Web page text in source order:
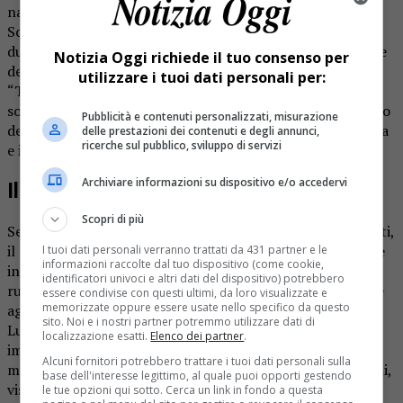
natura ed ecologia ha dedicato spazio al castello di
Sopramonte di Prato Sesia e villa Caccia di Romagnano. I
due siti sono descritti sul numero di novembre del mensile
del programma di successo di Canale 5. Nella sezione
“Territorio, Itinerari del gusto nei dintorni di Novara”, ci
sono gli indirizzi di riferimento per una visita nel territorio
del gorgonzola. Fra questi compaiono appunto villa Caccia
e il museo etnografico.
Il castello
Se villa Caccia è stato oggetto di restauri negli anni passati,
il castello, o quello che rimane, ha avuto prevalentemente
interventi conservativi. «La valorizzazione dell’area e dei
ruderi del castello di Sopramonte è un importante valore
aggiunto per il paese – afferma il sindaco di Prato Sesia,
Luca Manuelli -. Questo tuttavia comporta un importante
impegno finanziario per le opere di manutenzione delle
mura. Passaggi anche burocraticamente, tra l’altro difficili,
visto che comportano l’acquisizione di tutte le
Notizia Oggi richiede il tuo consenso per
utilizzare i tuoi dati personali per:
Pubblicità e contenuti personalizzati, misurazione
delle prestazioni dei contenuti e degli annunci,
ricerche sul pubblico, sviluppo di servizi
Archiviare informazioni su dispositivo e/o accedervi
Scopri di più
I tuoi dati personali verranno trattati da 431 partner e le
informazioni raccolte dal tuo dispositivo (come cookie,
identificatori univoci e altri dati del dispositivo) potrebbero
essere condivise con questi ultimi, da loro visualizzate e
memorizzate oppure essere usate nello specifico da questo
sito. Noi e i nostri partner potremmo utilizzare dati di
localizzazione esatti. Elenco dei partner.
Alcuni fornitori potrebbero trattare i tuoi dati personali sulla
base dell'interesse legittimo, al quale puoi opporti gestendo
le tue opzioni qui sotto. Cerca un link in fondo a questa